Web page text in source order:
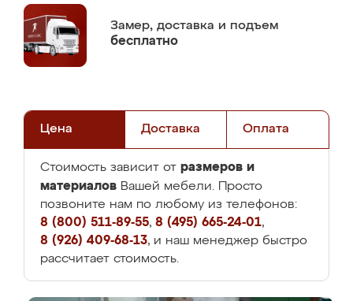
Замер, доставка и подъем
бесплатно
Цена Доставка Оплата
Стоимость зависит от размеров и
материалов Вашей мебели. Просто
позвоните нам по любому из телефонов:
8 (800) 511-89-55, 8 (495) 665-24-01,
8 (926) 409-68-13, и наш менеджер быстро
рассчитает стоимость.